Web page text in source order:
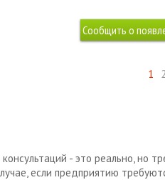
1 2
- это реально, но
если предприятию